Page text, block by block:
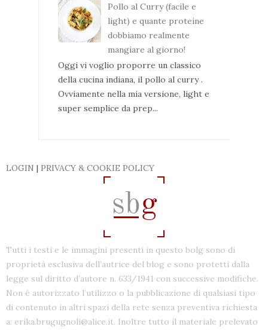
Pollo al Curry (facile e
light) e quante proteine
dobbiamo realmente
mangiare al giorno!
Oggi vi voglio proporre un classico
della cucina indiana, il pollo al curry .
Ovviamente nella mia versione, light e
super semplice da prep...
LOGIN | PRIVACY & COOKIE POLICY
Tutti i testi e le immagini presenti in questo bolg sono di
proprietà esclusiva dell’autrice del blog e sono protetti dalla
legge sul diritto d’autore n. 633/1941 con successive modifiche.
Non è autorizzato l’utilizzo o la pubblicazione di qualsiasi tipo
di contenuto in altri spazi della rete senza preventiva richiesta
a: erika.brugugnoli@alice.it. Inoltre tutto il materiale prelevato